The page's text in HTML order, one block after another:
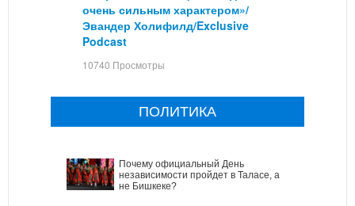
очень сильным характером»/
Эвандер Холифилд/Exclusive
Podcast
10740 Просмотры
ПОЛИТИКА
Почему официальный День
независимости пройдет в Таласе, а
не Бишкеке?